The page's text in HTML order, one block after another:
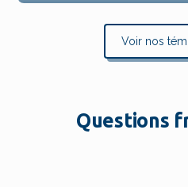
Voir nos
Questions